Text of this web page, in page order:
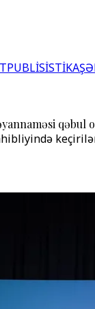
PUBLİSİSTİKA
qəbul